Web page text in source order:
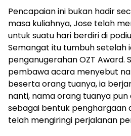
Pencapaian ini bukan hadir
masa kuliahnya, Jose telah
untuk suatu hari berdiri di
Semangat itu tumbuh setelah
penganugerahan OZT Award.
pembawa acara menyebut
beserta orang tuanya, ia
nanti, nama orang tuanya pun
sebagai bentuk penghargaan
telah mengiringi perjalanan